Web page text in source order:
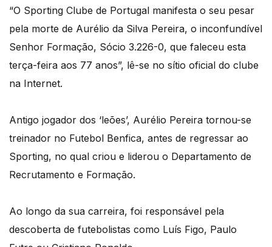
“O Sporting Clube de Portugal manifesta o seu pesar
pela morte de Aurélio da Silva Pereira, o inconfundível
Senhor Formação, Sócio 3.226-0, que faleceu esta
terça-feira aos 77 anos”, lê-se no sítio oficial do clube
na Internet.
Antigo jogador dos ‘leões’, Aurélio Pereira tornou-se
treinador no Futebol Benfica, antes de regressar ao
Sporting, no qual criou e liderou o Departamento de
Recrutamento e Formação.
Ao longo da sua carreira, foi responsável pela
descoberta de futebolistas como Luís Figo, Paulo